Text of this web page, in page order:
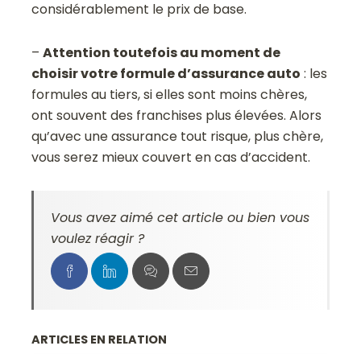
considérablement le prix de base.
–Attention toutefois au moment de
choisir votre formule d’assurance auto : les
formules au tiers, si elles sont moins chères,
ont souvent des franchises plus élevées. Alors
qu’avec une assurance tout risque, plus chère,
vous serez mieux couvert en cas d’accident.
Vous avez aimé cet article ou bien vous
voulez réagir ?
ARTICLES EN RELATION